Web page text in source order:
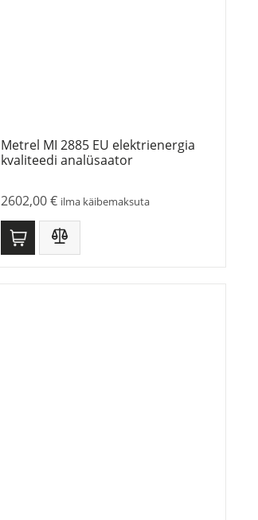
Metrel MI 2885 EU elektrienergia
kvaliteedi analüsaator
2602,00€ ilma käibemaksuta